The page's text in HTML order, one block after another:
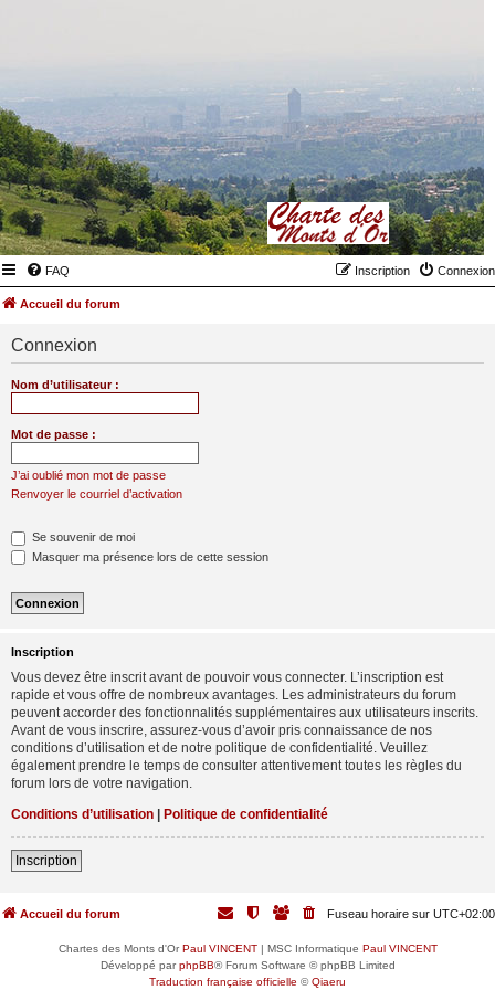
FAQ Connexion
Inscription
Accueil du forum
Connexion
Nom d’utilisateur :
Mot de passe :
J’ai oublié mon mot de passe
Renvoyer le courriel d’activation
Se souvenir de moi
Masquer ma présence lors de cette session
Inscription
Vous devez être inscrit avant de pouvoir vous connecter. L’inscription est
rapide et vous offre de nombreux avantages. Les administrateurs du forum
peuvent accorder des fonctionnalités supplémentaires aux utilisateurs inscrits.
Avant de vous inscrire, assurez-vous d’avoir pris connaissance de nos
conditions d’utilisation et de notre politique de confidentialité. Veuillez
également prendre le temps de consulter attentivement toutes les règles du
forum lors de votre navigation.
Conditions d’utilisation | Politique de confidentialité
Inscription
Accueil du forum Fuseau horaire sur UTC+02:00
Chartes des Monts d'OrPaul VINCENT| MSC Informatique Paul VINCENT
Développé parphpBB® Forum Software © phpBB Limited
Traduction française officielle ©Qiaeru